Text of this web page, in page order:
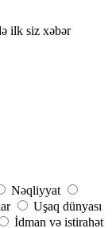
ilk siz xəbər
Nəqliyyat
Uşaq dünyası
İdman və istirahət